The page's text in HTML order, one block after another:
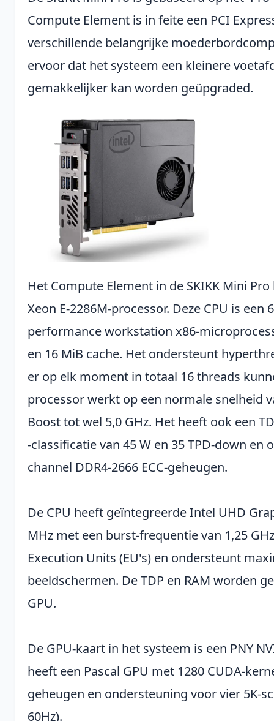
Compute Element is in feite een PCI
verschillende belangrijke
ervoor dat het systeem een kleinere
gemakkelijker kan worden geüpgraded.
Het Compute Element in de SKIKK Mini
Xeon E-2286M-processor. Deze CPU is een
performance workstation x86-
en 16 MiB cache. Het ondersteunt
er op elk moment in totaal 16 threads
processor werkt op een normale snelheid
Boost tot wel 5,0 GHz. Het heeft ook een
-classificatie van 45 W en 35 TPD-down en
channel DDR4-2666 ECC-geheugen.
De CPU heeft geïntegreerde Intel UHD
MHz met een burst-frequentie van 1,25
Execution Units (EU's) en ondersteunt
beeldschermen. De TDP en RAM worden
GPU.
De GPU-kaart in het systeem is een PNY
heeft een Pascal GPU met 1280 CUDA-
geheugen en ondersteuning voor vier 5K-
60Hz).